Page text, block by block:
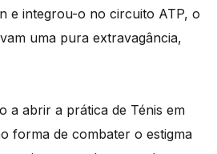
e integrou-o no circuito ATP, o
uma pura extravagância,
a abrir a prática de Ténis em
forma de combater o estigma